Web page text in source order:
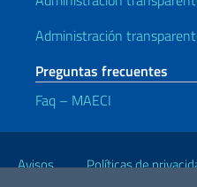
Administración
Preguntas frecuentes
Faq – MAECI
Enlaces útiles
Avisos
Políticas de